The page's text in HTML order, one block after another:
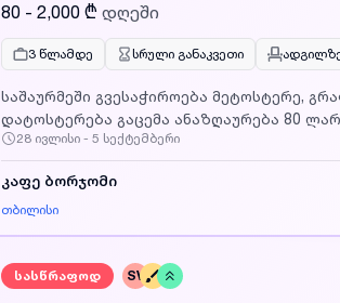
80 - 2,000 ₾ დღეში
3 წლამდე სრული განაკვეთი
საშაურმეში გვესაჭიროება მეტოსტერე, გრაფიკი კვირაში 5 დღე მოვალეობები: შაურმის
დატოსტერება გაცემა ანაზღაურება 80
გამოცდილება ხელფასი გაიცემა თვეში ორჯერ, საბანკო ანგარიშზე, ობიექტი მდებარეობს
თბილისის გასასვლელში თბილისი
სარაჯიშვილის მეტროდან დაინტერესებული პირები დაგვიკავშირდით მითითებულ ნომერზე ან
გამოაგზავნეთ CV ფოტოსურათით მეილზე
ვაკანსიაზე აგზავნით CV_ს
28 ივლისი - 5 სექტემბერი
კაფე ბორჯომი
თბილისი
სასწრაფოდ SV